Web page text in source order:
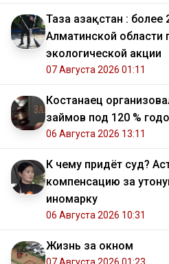
Таза Қазақстан :
Алматинской области
экологической акции
07 Августа 2026 01:11
Костанаец
займов под 120 %
06 Августа 2026 13:11
К чему придёт суд?
компенсацию за
иномарку
06 Августа 2026 10:31
Жизнь за окном